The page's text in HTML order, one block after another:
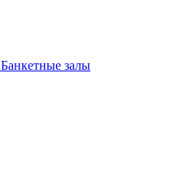
Банкетные залы